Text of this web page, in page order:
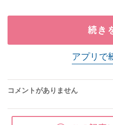
続き
アプリで
コメントがありません